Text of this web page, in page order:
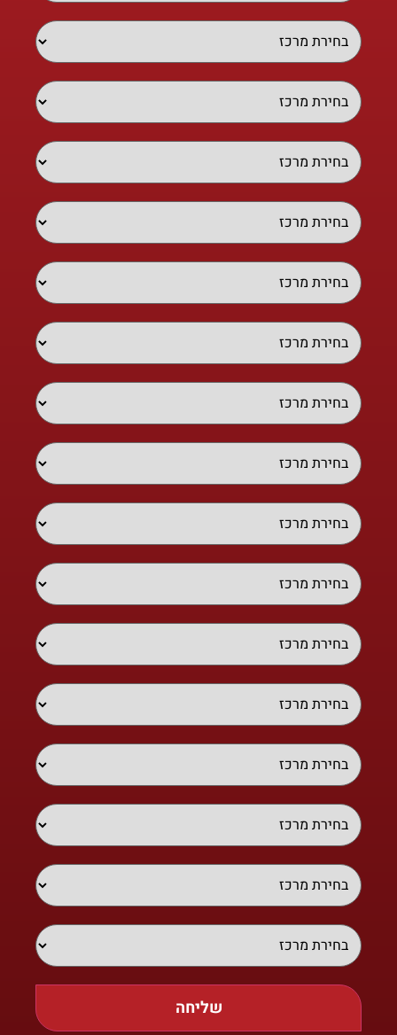
שליחה